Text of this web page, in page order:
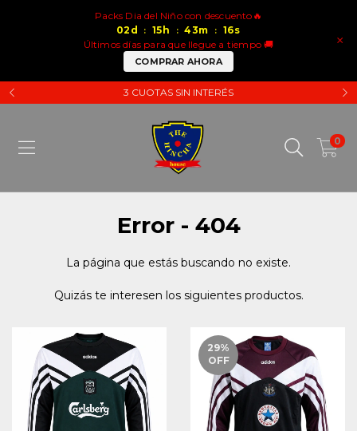
×
Packs Dia del Niño con descuento🔥
02 d : 15 h : 43m : 16s
Últimos días para que llegue a tiempo 🚚
COMPRAR AHORA
3 CUOTAS SIN INTERÉS
0
Error - 404
La página que estás buscando no existe.
Quizás te interesen los siguientes productos.
29%
OFF